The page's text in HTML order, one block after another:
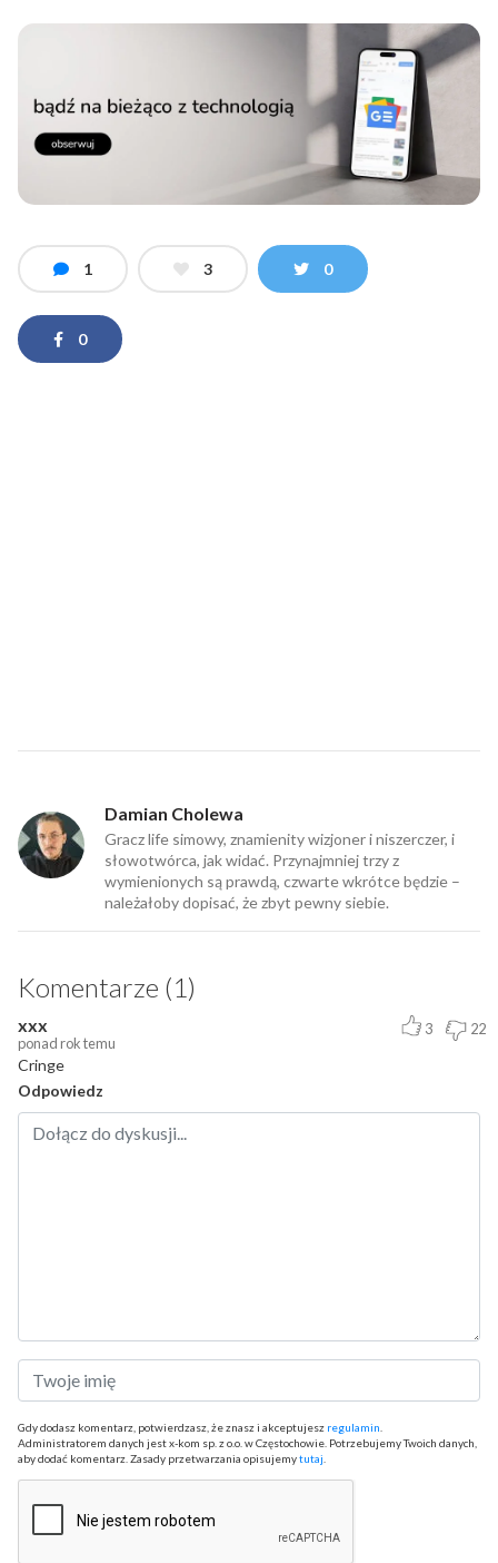
1 3 0
0
Damian Cholewa
Gracz life simowy, znamienity wizjoner i niszerczer, i
słowotwórca, jak widać. Przynajmniej trzy z
wymienionych są prawdą, czwarte wkrótce będzie –
należałoby dopisać, że zbyt pewny siebie.
Komentarze (1)
xxx
ponad rok temu
3 22
Cringe
Odpowiedz
Gdy dodasz komentarz, potwierdzasz, że znasz i akceptujesz regulamin
Administratorem danych jest x-kom sp. z o.o. w Częstochowie. Potrzebujemy Twoich danych,
aby dodać komentarz. Zasady przetwarzania opisujemytutaj